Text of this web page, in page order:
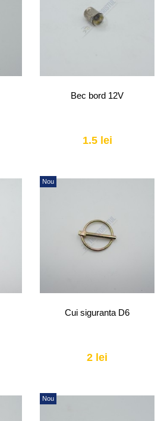
Bec bord 12V
1.5 lei
Nou
Cui siguranta D6
2 lei
Nou